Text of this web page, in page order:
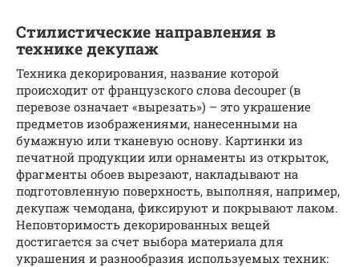
Стилистические направления в
технике декупаж
Техника декорирования, название которой
происходит от французского слова decouper (в
перевозе означает «вырезать») – это украшение
предметов изображениями, нанесенными на
бумажную или тканевую основу. Картинки из
печатной продукции или орнаменты из открыток,
фрагменты обоев вырезают, накладывают на
подготовленную поверхность, выполняя, например,
декупаж чемодана, фиксируют и покрывают лаком.
Неповторимость декорированных вещей
достигается за счет выбора материала для
украшения и разнообразия используемых техник: